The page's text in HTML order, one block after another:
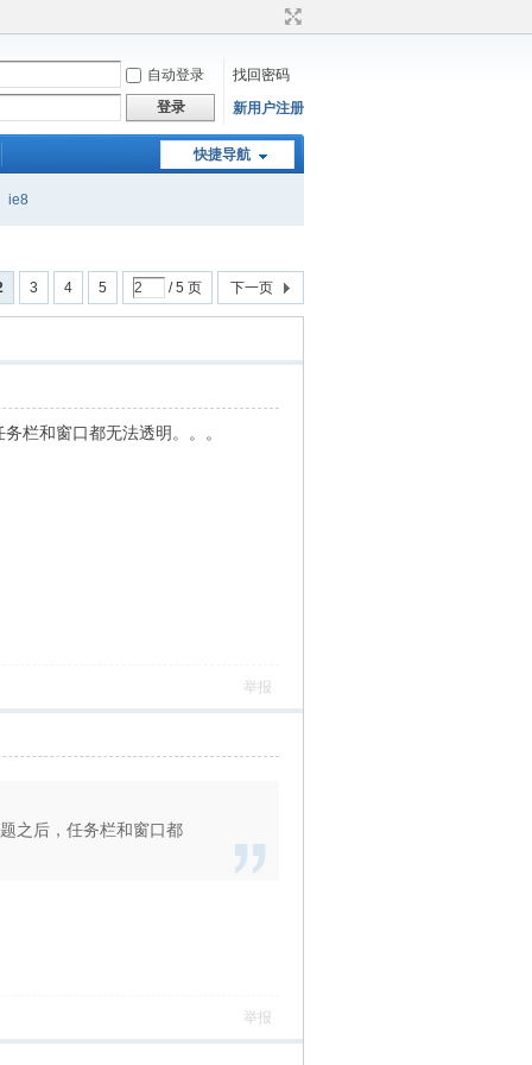
自动登录
找回密码
登录
新用户注册
快捷导航
ie8
3 4 5 / 5 页 下一页
栏和窗口都无法透明。。。
举报
之后，任务栏和窗口都
举报